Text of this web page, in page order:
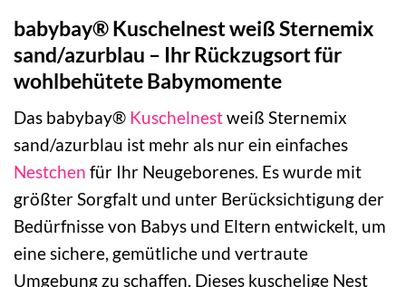
babybay® Kuschelnest weiß Sternemix
sand/azurblau – Ihr Rückzugsort für
wohlbehütete Babymomente
Das babybay® Kuschelnestweiß Sternemix
sand/azurblau ist mehr als nur ein einfaches
Nestchen für Ihr Neugeborenes. Es wurde mit
größter Sorgfalt und unter Berücksichtigung der
Bedürfnisse von Babys und Eltern entwickelt, um
eine sichere, gemütliche und vertraute
Umgebung zu schaffen. Dieses kuschelige Nest